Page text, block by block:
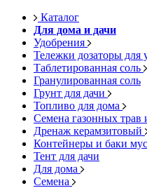
Каталог
Для дома и дачи
Удобрения
Тележки дозаторы для
Таблетированная соль
Гранулированная соль
Грунт для дачи
Топливо для дома
Семена газонных трав
Дренаж керамзитовый
Контейнеры и баки
Тент для дачи
Для дома
Семена